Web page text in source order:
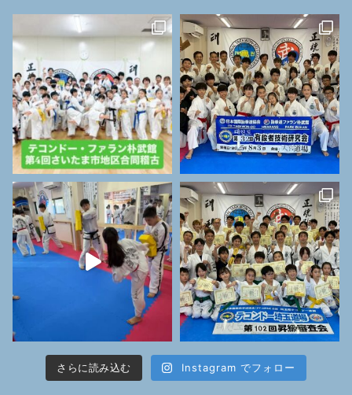
さらに読み込む Instagram でフォロー